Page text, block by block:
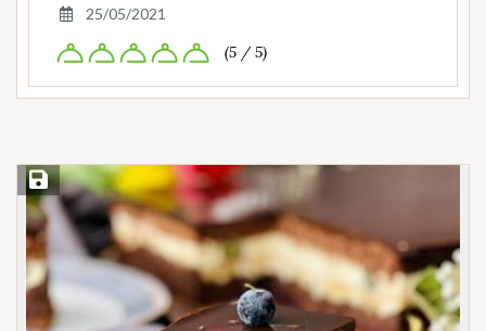
25/05/2021
(5 / 5)
Save Recipe